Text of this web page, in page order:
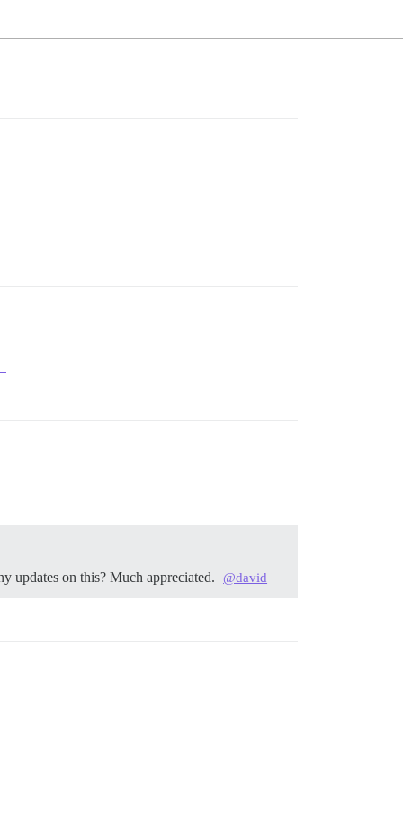
updates on this? Much appreciated. @david